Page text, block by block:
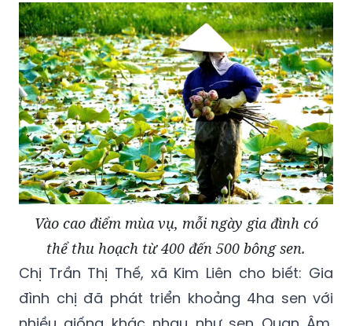
Vào cao điểm mùa vụ, mỗi ngày gia đình có
thể thu hoạch từ 400 đến 500 bông sen.
Chị Trần Thị Thế, xã Kim Liên cho biết: Gia
đình chị đã phát triển khoảng 4ha sen với